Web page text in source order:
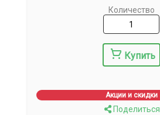
Количество
Купить
Акции и скидки
Поделиться